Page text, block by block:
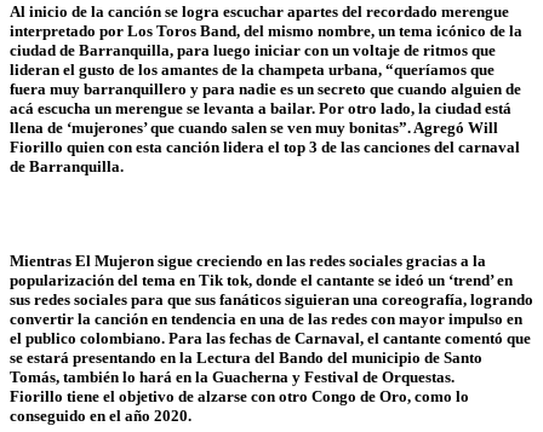
Al inicio de la canción se logra escuchar apartes del recordado merengue
interpretado por Los Toros Band, del mismo nombre, un tema icónico de la
ciudad de Barranquilla, para luego iniciar con un voltaje de ritmos que
lideran el gusto de los amantes de la champeta urbana, “queríamos que
fuera muy barranquillero y para nadie es un secreto que cuando alguien de
acá escucha un merengue se levanta a bailar. Por otro lado, la ciudad está
llena de ‘mujerones’ que cuando salen se ven muy bonitas”. Agregó Will
Fiorillo quien con esta canción lidera el top 3 de las canciones del carnaval
de Barranquilla.
Mientras El Mujeron sigue creciendo en las redes sociales gracias a la
popularización del tema en Tik tok, donde el cantante se ideó un ‘trend’ en
sus redes sociales para que sus fanáticos siguieran una coreografía, logrando
convertir la canción en tendencia en una de las redes con mayor impulso en
el publico colombiano. Para las fechas de Carnaval, el cantante comentó que
se estará presentando en la Lectura del Bando del municipio de Santo
Tomás, también lo hará en la Guacherna y Festival de Orquestas.
Fiorillo tiene el objetivo de alzarse con otro Congo de Oro, como lo
conseguido en el año 2020.